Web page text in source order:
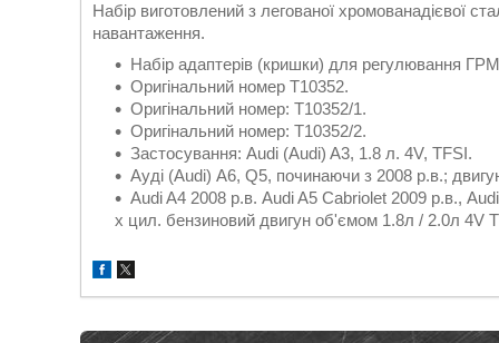
Набір виготовлений з легованої хромованадієвої
навантаження.
Набір адаптерів (кришки) для регулювання
Оригінальний номер T10352.
Оригінальний номер: T10352/1.
Оригінальний номер: T10352/2.
Застосування: Audi (Audi) A3, 1.8 л. 4V, TFSI.
Ауді (Audi) А6, Q5, починаючи з 2008 р.в.;
Audi A4 2008 р.в. Audi A5 Cabriolet 2009 р.в.,
х цил. бензиновий двигун об'ємом 1.8л / 2.0л 4V